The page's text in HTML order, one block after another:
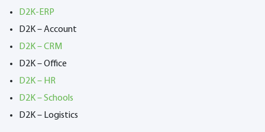
D2K-ERP
D2K – Account
D2K – CRM
D2K – Office
D2K – HR
D2K – Schools
D2K – Logistics